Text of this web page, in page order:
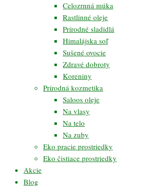
Celozrnná múka
Rastlinné oleje
Prírodné sladidlá
Himalájska soľ
Sušené ovocie
Zdravé dobroty
Koreniny
Prírodná kozmetika
Saloos oleje
Na vlasy
Na telo
Na zuby
Eko pracie prostriedky
Eko čistiace prostriedky
Akcie
Blog